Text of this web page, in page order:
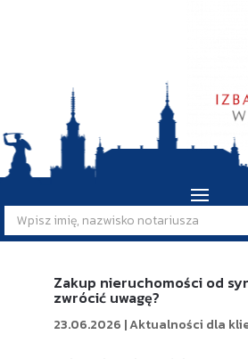
Zakup nieruchomości od
zwrócić uwagę?
23.06.2026 |Aktualności dla